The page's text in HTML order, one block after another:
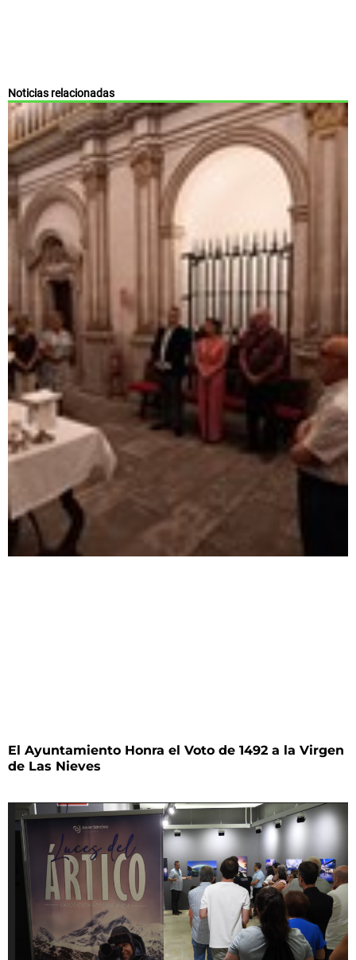
Noticias relacionadas
El Ayuntamiento Honra el Voto de 1492 a la Virgen
de Las Nieves